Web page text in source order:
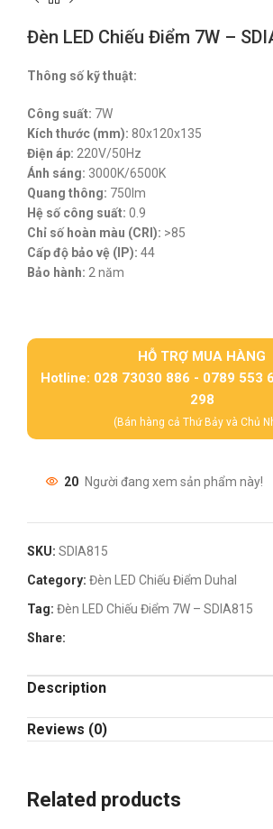
Đèn LED Chiếu Điểm 7W –
Thông số kỹ thuật:
Công suất: 7W
Kích thước (mm): 80x120x135
Điện áp: 220V/50Hz
Ánh sáng: 3000K/6500K
Quang thông: 750lm
Hệ số công suất: 0.9
Chỉ số hoàn màu (CRI): >85
Cấp độ bảo vệ (IP): 44
Bảo hành: 2 năm
HỖ TRỢ MUA HÀNG
Hotline: 028 73030 886 - 0789 553
298
(Bán hàng cả Thứ Bảy và Chủ
20 Người đang xem sản phẩm này!
SKU: SDIA815
Category: Đèn LED Chiếu Điểm Duhal
Tag: Đèn LED Chiếu Điểm 7W – SDIA815
Share:
Description
Reviews (0)
Related products